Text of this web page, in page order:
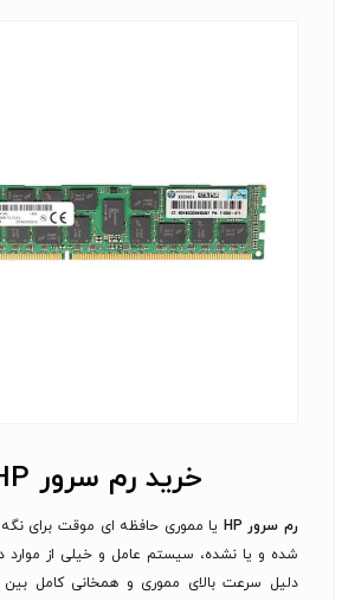
خرید رم سرور HP
رم سرور HP یا مموری حافظه ای موقت برای نگه
شده و یا نشده، سیستم عامل و خیلی از موارد
دلیل سرعت بالای مموری و همخانی کامل بین